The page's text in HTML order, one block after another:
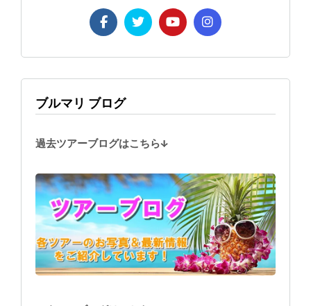
ブルマリ ブログ
過去ツアーブログはこちら↓